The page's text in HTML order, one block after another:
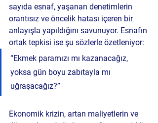
sayıda esnaf, yaşanan denetimlerin
orantısız ve öncelik hatası içeren bir
anlayışla yapıldığını savunuyor. Esnafın
ortak tepkisi ise şu sözlerle özetleniyor:
“Ekmek paramızı mı kazanacağız,
yoksa gün boyu zabıtayla mı
uğraşacağız?”
Ekonomik krizin, artan maliyetlerin ve